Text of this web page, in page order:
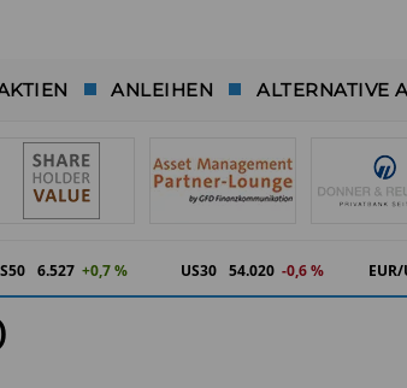
ANLEIHEN ALTERNATIVE
6.527 +0,7 % US30 54.020 -0,6 %